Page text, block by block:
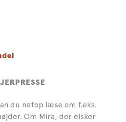
PRESSE
du netop læse om f.eks.
Om Mira, der elsker